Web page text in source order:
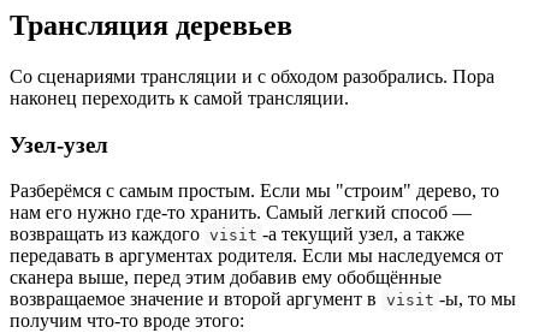
Трансляция деревьев
Со сценариями трансляции и с обходом разобрались. Пора
наконец переходить к самой трансляции.
Узел-узел
Разберёмся с самым простым. Если мы "строим" дерево, то
нам его нужно где-то хранить. Самый легкий способ —
возвращать из каждого visit -а текущий узел, а также
передавать в аргументах родителя. Если мы наследуемся от
сканера выше, перед этим добавив ему обобщённые
возвращаемое значение и второй аргумент в visit -ы, то мы
получим что-то вроде этого: